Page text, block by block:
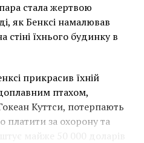
ViberTelegram
Copy
Link
CONDITION HUMAINE)
МУЗЕЙ НОРИДЖА
художественного
стала жертвою
як Бенксі намалював
їхнього будинку в
прикрасив їхній
птахом,
Куттси, потерпають
платити за охорону та
майже 50 000 доларів